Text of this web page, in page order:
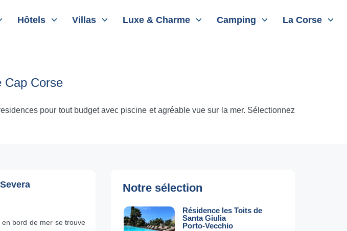
Hôtels Villas Luxe & Charme Camping La Corse
Cap Corse
pour tout budget avec piscine et agréable vue sur la mer. Sélectionnez
Notre sélection
Résidence les Toits de
Santa Giulia
Porto-Vecchio
bord de mer se trouve